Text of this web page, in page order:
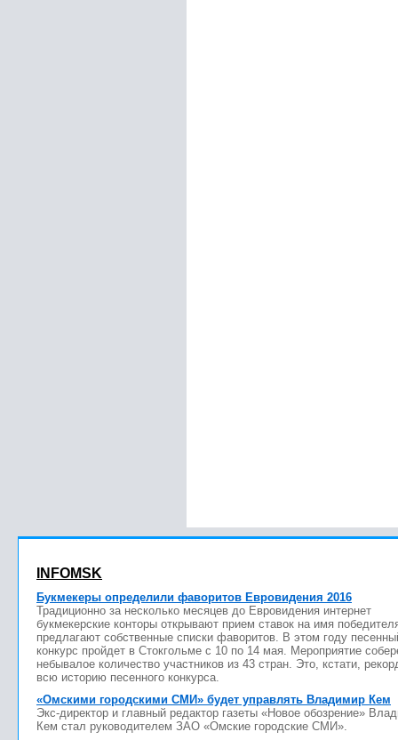
INFOMSK
Букмекеры определили фаворитов Евровидения 2016
Традиционно за несколько месяцев до Евровидения интернет
букмекерские конторы открывают прием ставок на имя
предлагают собственные списки фаворитов. В этом году
конкурс пройдет в Стокгольме с 10 по 14 мая. Мероприятие
небывалое количество участников из 43 стран. Это, кстати,
всю историю песенного конкурса.
«Омскими городскими СМИ» будет управлять Владимир Кем
Экс-директор и главный редактор газеты «Новое обозрение»
Кем стал руководителем ЗАО «Омские городские СМИ».